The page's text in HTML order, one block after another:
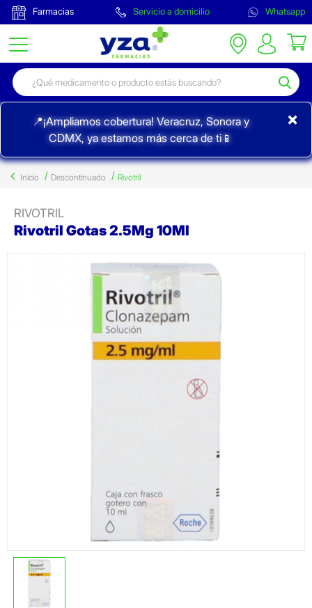
Farmacias Servicio a domicilio Whatsapp
📍¡Ampliamos cobertura! Veracruz, Sonora y
CDMX, ya estamos más cerca de ti📱
×
Inicio Descontinuado Rivotril
RIVOTRIL
Rivotril Gotas 2.5Mg 10Ml